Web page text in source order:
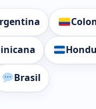
Brasil